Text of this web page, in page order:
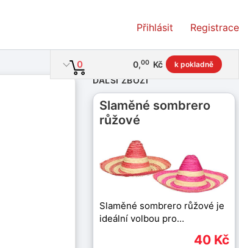
Přihlásit Registrace
0 0,00 Kč k pokladně
DALŠÍ ZBOŽÍ
Slaměné sombrero
růžové
Slaměné sombrero růžové je
ideální volbou pro…
40 Kč